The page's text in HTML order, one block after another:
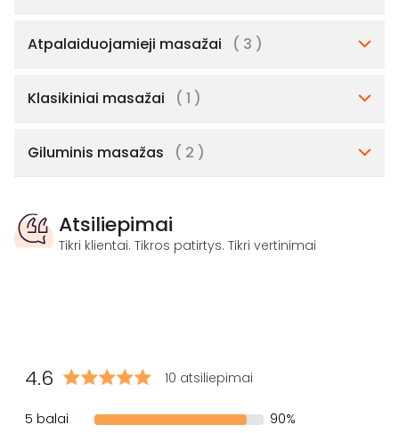
Atpalaiduojamieji masažai ( 3 )
Klasikiniai masažai ( 1 )
Giluminis masažas ( 2 )
Atsiliepimai
Tikri klientai. Tikros patirtys. Tikri vertinimai
4.6 10 atsiliepimai
5 balai
90%